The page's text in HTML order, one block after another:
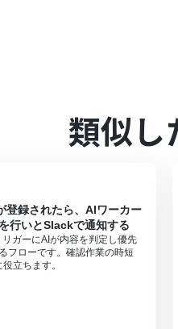
類似し
録されたら、AIワーカー
行いとSlackで通知する
ガーにAIが内容を判定し優先
フローです。確認作業の時短
立ちます。